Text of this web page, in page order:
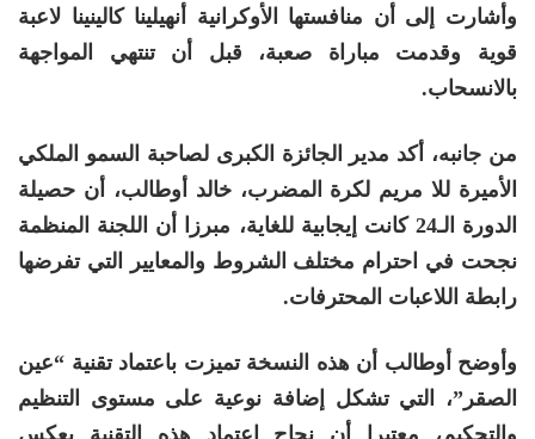
وأشارت إلى أن منافستها الأوكرانية أنهيلينا كالينينا لاعبة
قوية وقدمت مباراة صعبة، قبل أن تنتهي المواجهة
بالانسحاب.
من جانبه، أكد مدير الجائزة الكبرى لصاحبة السمو الملكي
الأميرة للا مريم لكرة المضرب، خالد أوطالب، أن حصيلة
الدورة الـ24 كانت إيجابية للغاية، مبرزا أن اللجنة المنظمة
نجحت في احترام مختلف الشروط والمعايير التي تفرضها
رابطة اللاعبات المحترفات.
وأوضح أوطالب أن هذه النسخة تميزت باعتماد تقنية “عين
الصقر”، التي تشكل إضافة نوعية على مستوى التنظيم
والتحكيم، معتبرا أن نجاح اعتماد هذه التقنية يعكس